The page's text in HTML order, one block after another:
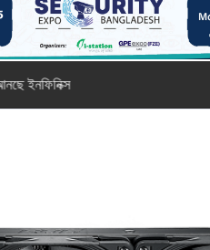
নতুন সি-সিরিজ স্মার্টফোন নিয়ে আসছে রিয়েলমি